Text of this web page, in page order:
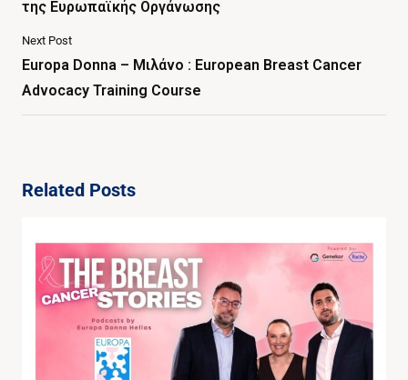
της Ευρωπαϊκής Οργάνωσης
Next Post
Europa Donna – Μιλάνο : European Breast Cancer
Advocacy Training Course
Related Posts